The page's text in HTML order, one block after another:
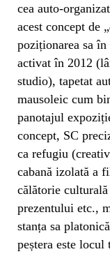
cea auto-
acest concept de „
poziționarea sa
activat în 2012
studio), tapetat
mausoleic cum
panotajul
concept, SC
ca refugiu
cabană izolată a
călătorie
prezentului etc.,
stanța sa
peștera este